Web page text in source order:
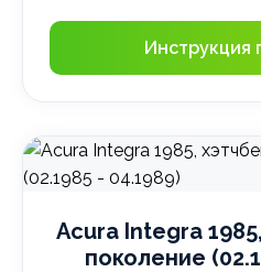
Инструкция
Acura Integra
поколение